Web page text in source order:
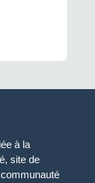
à la
site de